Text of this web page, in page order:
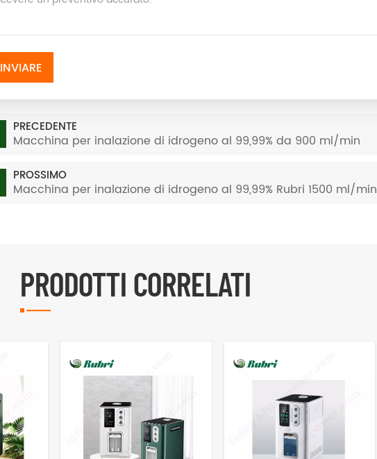
INVIARE
PRECEDENTE
Macchina per inalazione di idrogeno al 99,99% da 900 ml/min
PROSSIMO
Macchina per inalazione di idrogeno al 99,99% Rubri 1500 ml/min
PRODOTTI CORRELATI